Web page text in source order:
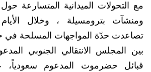
مع التحولات الميدانية المتسارعة
ومنشآت بترومسيلة ، وخلال الأيام
تصاعدت حدّة المواجهات المسلحة في
بين المجلس الانتقالي الجنوبي
قبائل حضرموت المدعوم سعودياً،